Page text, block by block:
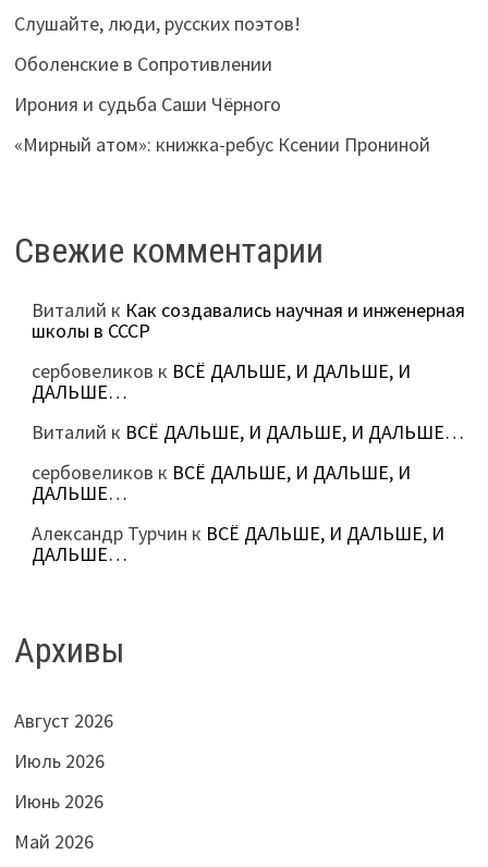
Слушайте, люди, русских поэтов!
Оболенские в Сопротивлении
Ирония и судьба Саши Чёрного
«Мирный атом»: книжка-ребус Ксении Прониной
Свежие комментарии
Виталий к Как создавались научная и инженерная
школы в СССР
сербовеликов к ВСЁ ДАЛЬШЕ, И ДАЛЬШЕ, И
ДАЛЬШЕ…
Виталий к ВСЁ ДАЛЬШЕ, И ДАЛЬШЕ, И ДАЛЬШЕ…
сербовеликов к ВСЁ ДАЛЬШЕ, И ДАЛЬШЕ, И
ДАЛЬШЕ…
Александр Турчин к ВСЁ ДАЛЬШЕ, И ДАЛЬШЕ, И
ДАЛЬШЕ…
Архивы
Август 2026
Июль 2026
Июнь 2026
Май 2026